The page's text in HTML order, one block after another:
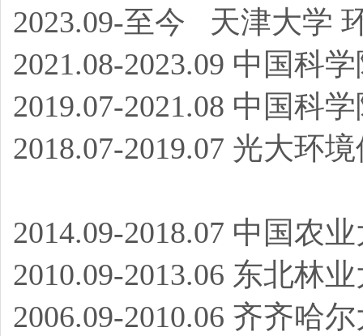
2023.09-至今 天津大学
2021.08-2023.09 中国科
2019.07-2021.08 中国科
2018.07-2019.07 光大环
2014.09-2018.07 中国农
2010.09-2013.06 东北林
2006.09-2010.06 齐齐哈